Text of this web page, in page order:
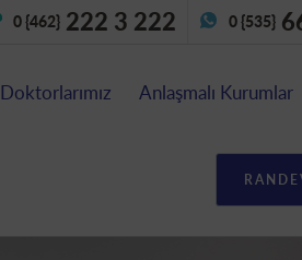
0 {535}
0 {462} 222 3 222
Doktorlarımız Anlaşmalı Kurumlar